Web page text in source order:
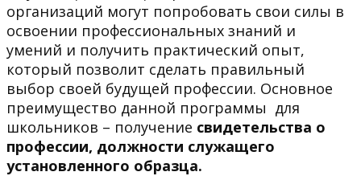
организаций могут попробовать свои силы в
освоении профессиональных знаний и
умений и получить практический опыт,
который позволит сделать правильный
выбор своей будущей профессии. Основное
преимущество данной программы для
школьников – получение свидетельства о
профессии, должности служащего
установленного образца.